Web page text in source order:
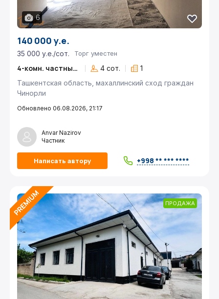
6
140 000 у.е.
35 000 у.е./сот. Торг уместен
4-комн. частный дом 4 сот.
1
Ташкентская область, махаллинский сход граждан
Чинорли
Обновлено 06.08.2026, 21:17
Anvar Nazirov
Частник
Написать автору +998 ** *** ****
ПРОДАЖА